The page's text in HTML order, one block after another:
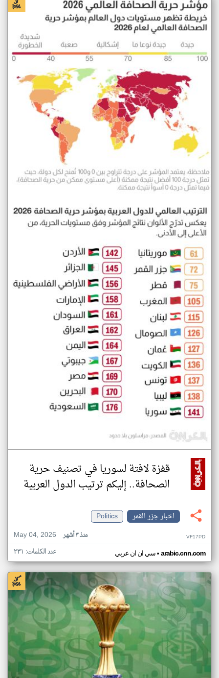
قفزة لافتة لسوريا في تصنيف حرية
الصحافة.. إليكم ترتيب الدول العربية
اخبار جزر القمر
Politics
May 04, 2026
منذ ٣ أشهر VF17PD
سي ان ان عربي• arabic.cnn.com عدد الكلمات: ٢٣١